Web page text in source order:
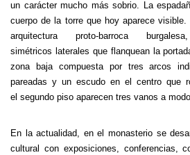
un carácter mucho más sobrio. La
cuerpo de la torre que hoy aparece
arquitectura proto-barroca
simétricos laterales que flanquean la
zona baja compuesta por tres arcos
pareadas y un escudo en el centro que
el segundo piso aparecen tres vanos a
En la actualidad, en el monasterio se
cultural con exposiciones, conferencias,